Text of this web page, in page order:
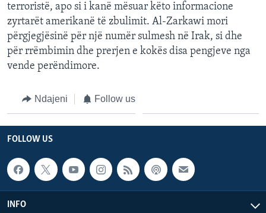
terroristë, apo si i kanë mësuar këto informacione
zyrtarët amerikanë të zbulimit. Al-Zarkawi mori
përgjegjësinë për një numër sulmesh në Irak, si dhe
për rrëmbimin dhe prerjen e kokës disa pengjeve nga
vende perëndimore.
Ndajeni Follow us
FOLLOW US
INFO